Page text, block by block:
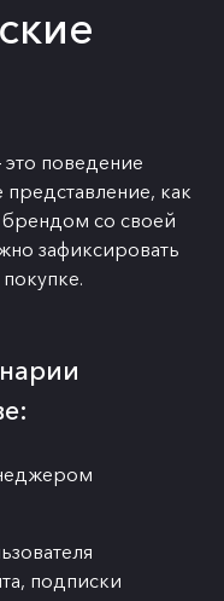
поведение
как
со своей
зафиксировать
подписки